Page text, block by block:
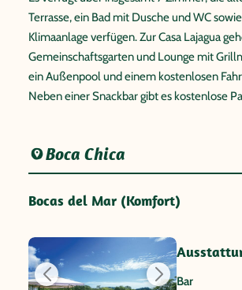
Terrasse, ein Bad mit Dusche und WC
Klimaanlage verfügen. Zur Casa Lajagua
Gemeinschaftsgarten und Lounge mit
ein Außenpool und einem kostenlosen
Neben einer Snackbar gibt es kostenlose
Boca Chica
Bocas del Mar (Komfort)
Bar